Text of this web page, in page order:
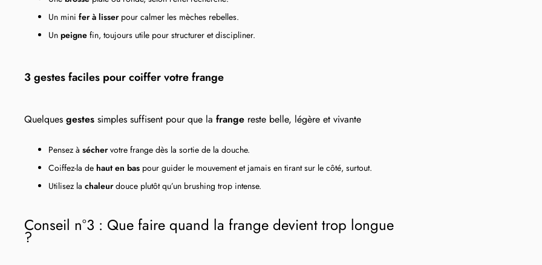
Un mini fer à lisser pour calmer les mèches rebelles.
Un peigne fin, toujours utile pour structurer et discipliner.
3 gestes faciles pour coiffer votre frange
Quelques gestes simples suffisent pour que la frange reste belle, légère et vivante
Pensez à séchervotre frange dès la sortie de la douche.
Coiffez-la de haut en bas pour guider le mouvement et jamais en tirant sur le côté, surtout.
Utilisez la chaleurdouce plutôt qu’un brushing trop intense.
Conseil n°3 : Que faire quand la frange devient trop longue
?